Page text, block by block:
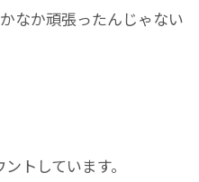
なか頑張ったんじゃない
トしています。